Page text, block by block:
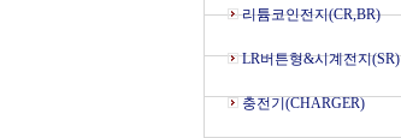
리튬코인전지(CR,BR)
LR버튼형&시계전지(SR)
충전기(CHARGER)